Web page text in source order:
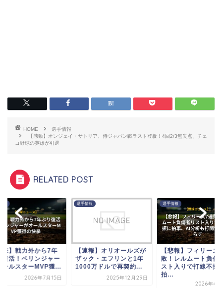
HOME
選手情報
【感動】オンジェイ・サトリア、侍ジャパン戦ラスト登板！4回2/3無失点、チェ
コ野球の英雄が引退
RELATED POST
撃】戦力外から7年
復活！ベリンジャー
ールスターMVP獲...
2026年7月15日
選手情報
【速報】オリオールズが
ザック・エフリンと1年
1000万ドルで再契約...
2025年12月29日
選手情報
【悲報】フィリーズ
敗！レルムート負傷
スト入りで打線不振
拍...
2026年4